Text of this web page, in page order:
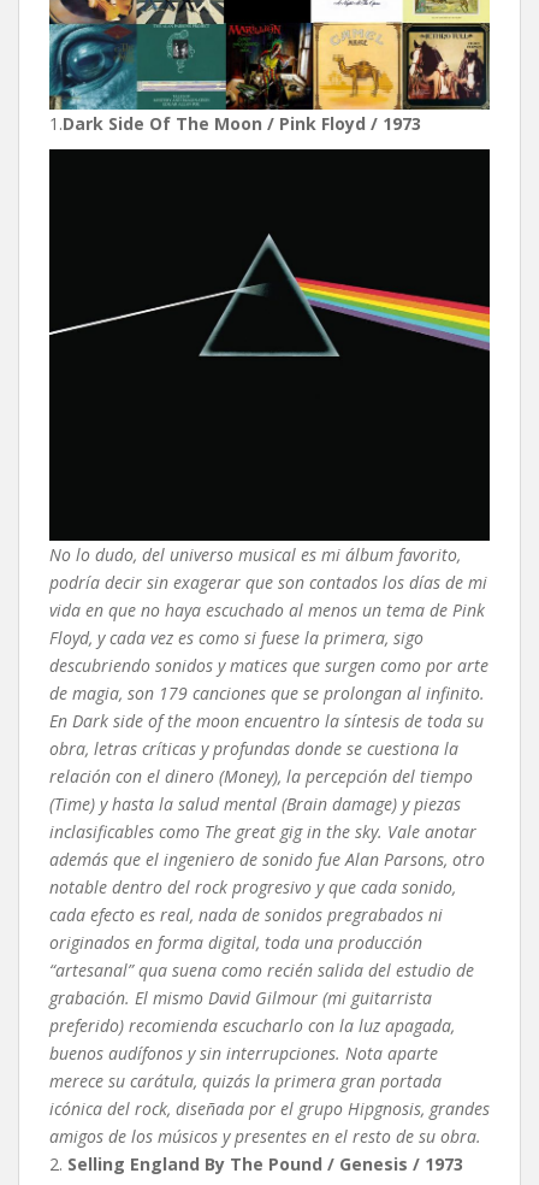
1.Dark Side Of The Moon / Pink Floyd / 1973
No lo dudo, del universo musical es mi álbum favorito,
podría decir sin exagerar que son contados los días de mi
vida en que no haya escuchado al menos un tema de Pink
Floyd, y cada vez es como si fuese la primera, sigo
descubriendo sonidos y matices que surgen como por arte
de magia, son 179 canciones que se prolongan al infinito.
En Dark side of the moon encuentro la síntesis de toda su
obra, letras críticas y profundas donde se cuestiona la
relación con el dinero (Money), la percepción del tiempo
(Time) y hasta la salud mental (Brain damage) y piezas
inclasificables como The great gig in the sky. Vale anotar
además que el ingeniero de sonido fue Alan Parsons, otro
notable dentro del rock progresivo y que cada sonido,
cada efecto es real, nada de sonidos pregrabados ni
originados en forma digital, toda una producción
“artesanal” qua suena como recién salida del estudio de
grabación. El mismo David Gilmour (mi guitarrista
preferido) recomienda escucharlo con la luz apagada,
buenos audífonos y sin interrupciones. Nota aparte
merece su carátula, quizás la primera gran portada
icónica del rock, diseñada por el grupo Hipgnosis, grandes
amigos de los músicos y presentes en el resto de su obra.
2. Selling England By The Pound / Genesis / 1973